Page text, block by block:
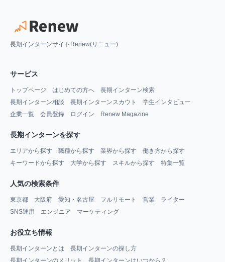
長期インターンサイトRenew(リニュー)
サービス
トップページ はじめての方へ
長期インターン検索
長期インターン相談
長期インターンスカウト
学生インタビュー
企業一覧
会員登録 ログイン Renew Magazine
長期インターンを探す
エリアから探す 職種から探す 業界から探す
働き方から探す
キーワードから探す
大学から探す スキルから探す 特集一覧
人気の検索条件
東京都 大阪府 愛知・名古屋 フルリモート 営業
ライター
SNS運用
エンジニア マーケティング
お役立ち情報
長期インターンとは
長期インターンの探し方
長期インターンのメリット
長期インターンはいつから？